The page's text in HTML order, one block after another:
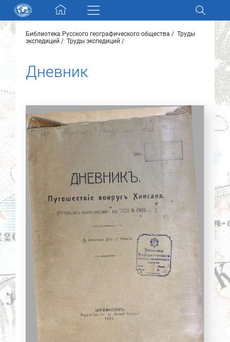
Skip navigation
Разделы и коллекции
Электронный каталог
Новости
О нас
Контакты
Партнеры
Библиотека Русского географического общества
Труды
экспедиций
Труды экспедиций
Дневник